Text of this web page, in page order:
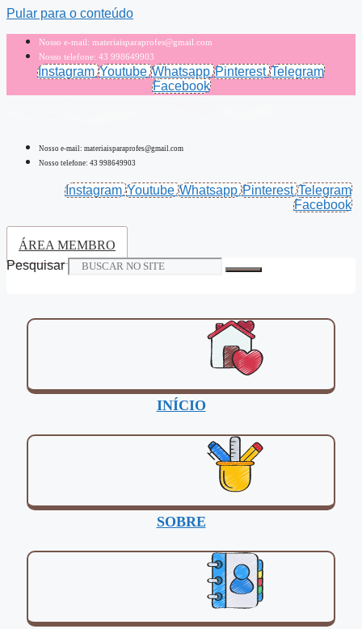
Pular para o conteúdo
Nosso e-mail: materiaisparaprofes@gmail.com
Nosso telefone: 43 998649903
Instagram Youtube Whatsapp Pinterest Telegram
Facebook
Nosso e-mail: materiaisparaprofes@gmail.com
Nosso telefone: 43 998649903
Instagram Youtube Whatsapp Pinterest Telegram
Facebook
ÁREA MEMBRO
Pesquisar
INÍCIO
SOBRE